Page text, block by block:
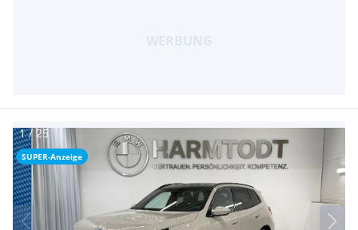
SUPER-Anzeige